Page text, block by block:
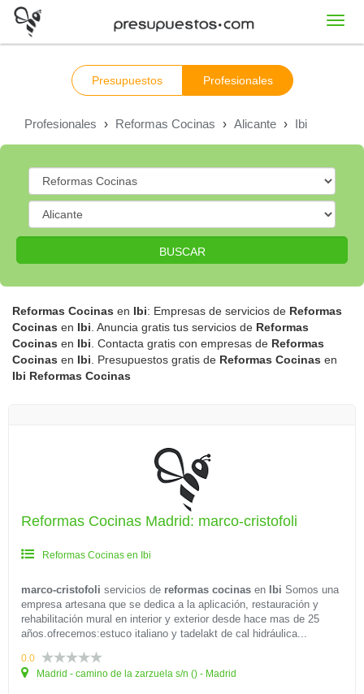
Presupuestos Profesionales
Profesionales › Reformas Cocinas › Alicante › Ibi
BUSCAR
Reformas Cocinas en Ibi: Empresas de servicios de Reformas
Cocinas en Ibi . Anuncia gratis tus servicios de Reformas
Cocinas en Ibi . Contacta gratis con empresas de Reformas
Cocinas en Ibi . Presupuestos gratis de Reformas Cocinas en
Ibi Reformas Cocinas
Reformas Cocinas Madrid: marco-cristofoli
Reformas Cocinas en Ibi
marco-cristofoli servicios de reformas cocinas en Ibi Somos una
empresa artesana que se dedica a la aplicación, restauración y
rehabilitación mural en interior y exterior desde hace mas de 25
años.ofrecemos:estuco italiano y tadelakt de cal hidráulica...
0.0
Madrid - camino de la zarzuela s/n () - Madrid